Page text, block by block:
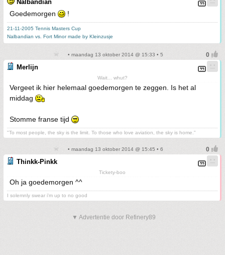
Nalbandian
Goedemorgen !
21-11-2005 Tennis Masters Cup
Nalbandian vs. Fort Minor made by Kleinzusje
• maandag 13 oktober 2014 @ 15:33 • 5
Merlijn
Wait... whut?
Vergeet ik hier helemaal goedemorgen te zeggen. Is het al
middag
Stomme franse tijd
"To most people, the sky is the limit. To those who love aviation, the sky is home."
• maandag 13 oktober 2014 @ 15:45 • 6
Thinkk-Pinkk
Tickety-boo
Oh ja goedemorgen ^^
I solemnly swear i'm up to no good
▼ Advertentie door Refinery89